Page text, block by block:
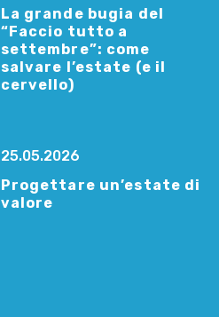
La grande bugia del
“Faccio tutto a
settembre”: come
salvare l’estate (e il
cervello)
25.05.2026
Progettare un’estate di
valore